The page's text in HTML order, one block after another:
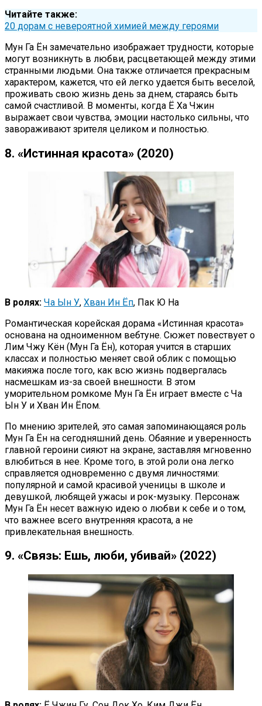
Читайте также:
20 дорам с невероятной химией между героями
Мун Га Ён замечательно изображает трудности, которые
могут возникнуть в любви, расцветающей между этими
странными людьми. Она также отличается прекрасным
характером, кажется, что ей легко удается быть веселой,
проживать свою жизнь день за днем, стараясь быть
самой счастливой. В моменты, когда Ё Ха Чжин
выражает свои чувства, эмоции настолько сильны, что
завораживают зрителя целиком и полностью.
8. «Истинная красота» (2020)
В ролях: Ча Ын У, Хван Ин Ёп, Пак Ю На
Романтическая корейская дорама «Истинная красота»
основана на одноименном вебтуне. Сюжет повествует о
Лим Чжу Кён (Мун Га Ён), которая учится в старших
классах и полностью меняет свой облик с помощью
макияжа после того, как всю жизнь подвергалась
насмешкам из-за своей внешности. В этом
уморительном ромкоме Мун Га Ён играет вместе с Ча
Ын У и Хван Ин Ёпом.
По мнению зрителей, это самая запоминающаяся роль
Мун Га Ён на сегодняшний день. Обаяние и уверенность
главной героини сияют на экране, заставляя мгновенно
влюбиться в нее. Кроме того, в этой роли она легко
справляется одновременно с двумя личностями:
популярной и самой красивой ученицы в школе и
девушкой, любящей ужасы и рок-музыку. Персонаж
Мун Га Ён несет важную идею о любви к себе и о том,
что важнее всего внутренняя красота, а не
привлекательная внешность.
9. «Связь: Ешь, люби, убивай» (2022)